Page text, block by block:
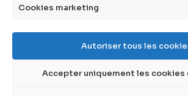
Cookies marketing
Autoriser tous les
Accepter uniquement les cookies
vidéos
compléments
questions